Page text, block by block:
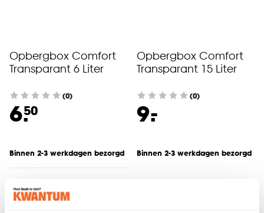
Opbergbox Comfort
Transparant 6 Liter
(0)
6.50
Binnen 2-3 werkdagen bezorgd
Opbergbox Comfort
Transparant 15 Liter
(0)
9.
-
Binnen 2-3 werkdagen bezorgd
Kunststof opbergboxen & lades koop je bij
Kwantum!